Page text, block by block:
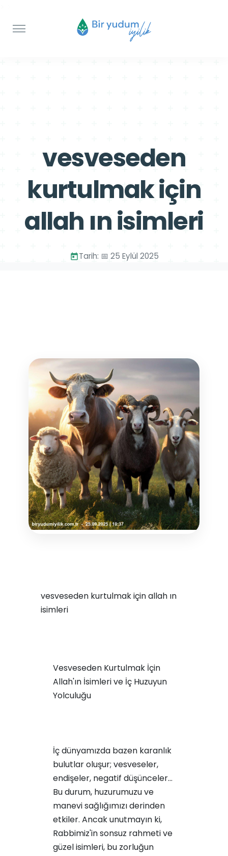
vesveseden
kurtulmak için
allah ın isimleri
Tarih: 📅 25 Eylül 2025
vesveseden kurtulmak için allah ın
isimleri
Vesveseden Kurtulmak İçin
Allah'ın İsimleri ve İç Huzuyun
Yolculuğu
İç dünyamızda bazen karanlık
bulutlar oluşur; vesveseler,
endişeler, negatif düşünceler...
Bu durum, huzurumuzu ve
manevi sağlığımızı derinden
etkiler. Ancak unutmayın ki,
Rabbimiz'in sonsuz rahmeti ve
güzel isimleri, bu zorluğun